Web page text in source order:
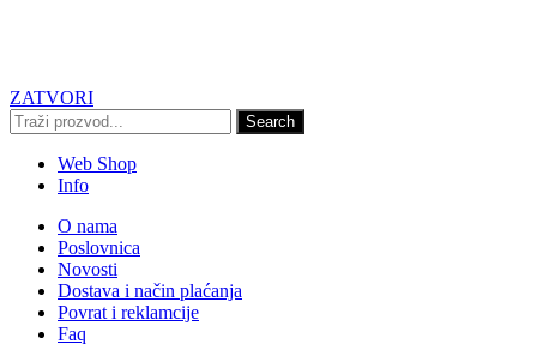
ZATVORI
Search
Web Shop
Info
O nama
Poslovnica
Novosti
Dostava i način plaćanja
Povrat i reklamcije
Faq